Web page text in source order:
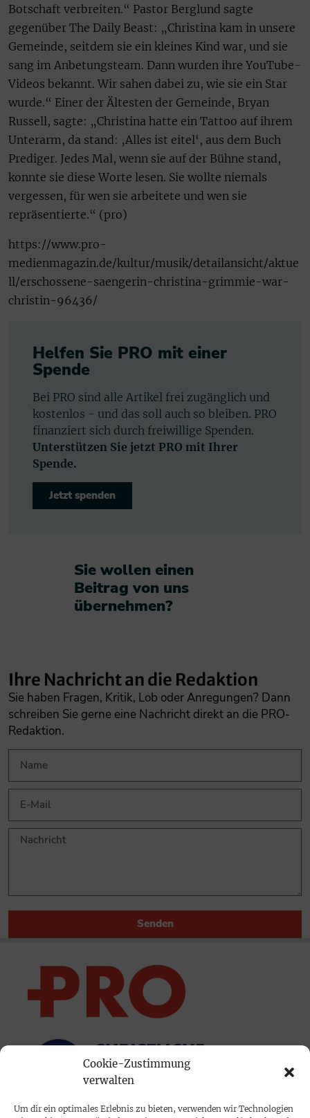
Cookie-Zustimmung
verwalten
Um dir ein optimales Erlebnis zu bieten, verwenden wir Technologien
Botschaft verbreiten.“ Pastor Berglund sagte
gegenüber The Daily Beast: „Christina kam in unsere
Gemeinde, seitdem sie ein kleines Kind war, und sie
sang im Anbetungsteam. Dann wurden ihre YouTube-
Videos bekannt. Wir sahen dabei zu, wie sie ein Star
wurde.“ Einer der Ältesten der Gemeinde, Bryan
Russell, sagte: „Christina hatte ein Tattoo auf ihrem
Unterarm, da stand: ‚Alles ist eitel‘, aus dem Buch
Prediger. Jedes Mal, wenn sie auf der Bühne stand,
konnte sie diese Worte lesen. Sie wollte niemals
vergessen, für wen sie arbeitete und wen sie
repräsentierte.“ (pro)
https://www.pro-
medienmagazin.de/kultur/musik/detailansicht/aktue
ll/erschossene-saengerin-christina-grimmie-war-
christin-96436/
Helfen Sie PRO mit einer
Spende
Bei PRO sind alle Artikel frei zugänglich und
kostenlos - und das soll auch so bleiben. PRO
finanziert sich durch freiwillige Spenden.
Unterstützen Sie jetzt PRO mit Ihrer
Spende.
Jetzt spenden
Sie wollen einen
Beitrag von uns
übernehmen?​
Ihre Nachricht an die Redaktion
Sie haben Fragen, Kritik, Lob oder Anregungen? Dann
schreiben Sie gerne eine Nachricht direkt an die PRO-
Redaktion.
Senden